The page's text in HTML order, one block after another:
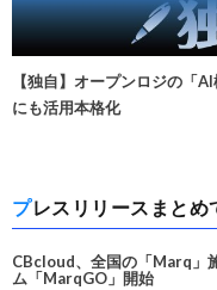
【独自】オープンロジの「
にも活用本格化
プレスリリースまと
CBcloud、全国の「Marq」
ム「MarqGO」開始